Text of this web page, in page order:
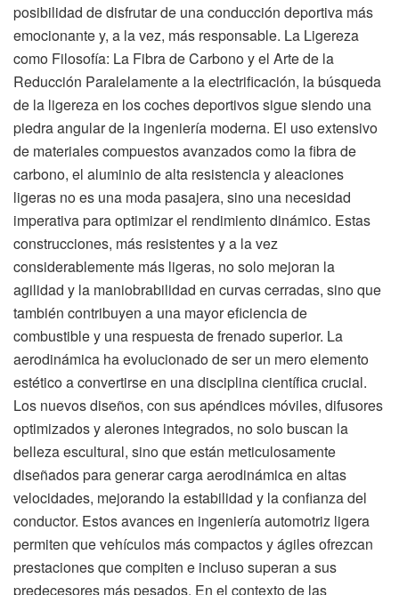
posibilidad de disfrutar de una conducción deportiva más
emocionante y, a la vez, más responsable. La Ligereza
como Filosofía: La Fibra de Carbono y el Arte de la
Reducción Paralelamente a la electrificación, la búsqueda
de la ligereza en los coches deportivos sigue siendo una
piedra angular de la ingeniería moderna. El uso extensivo
de materiales compuestos avanzados como la fibra de
carbono, el aluminio de alta resistencia y aleaciones
ligeras no es una moda pasajera, sino una necesidad
imperativa para optimizar el rendimiento dinámico. Estas
construcciones, más resistentes y a la vez
considerablemente más ligeras, no solo mejoran la
agilidad y la maniobrabilidad en curvas cerradas, sino que
también contribuyen a una mayor eficiencia de
combustible y una respuesta de frenado superior. La
aerodinámica ha evolucionado de ser un mero elemento
estético a convertirse en una disciplina científica crucial.
Los nuevos diseños, con sus apéndices móviles, difusores
optimizados y alerones integrados, no solo buscan la
belleza escultural, sino que están meticulosamente
diseñados para generar carga aerodinámica en altas
velocidades, mejorando la estabilidad y la confianza del
conductor. Estos avances en ingeniería automotriz ligera
permiten que vehículos más compactos y ágiles ofrezcan
prestaciones que compiten e incluso superan a sus
predecesores más pesados. En el contexto de las